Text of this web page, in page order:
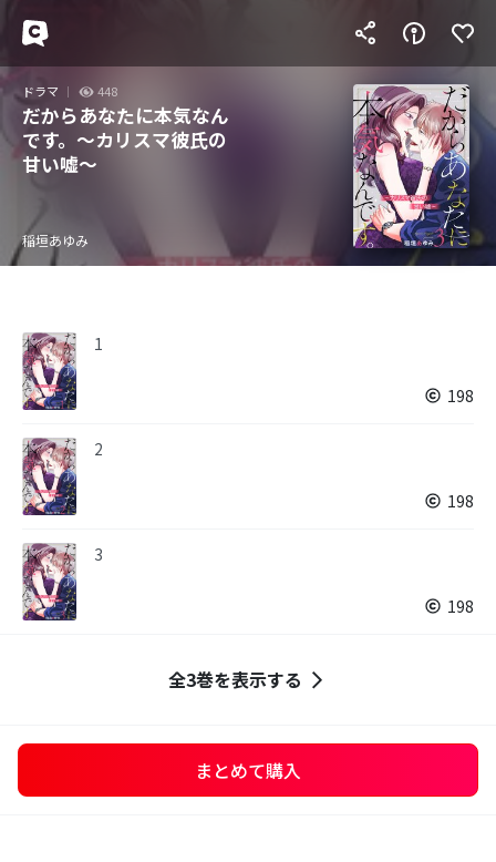
ドラマ 448
だからあなたに本気なん
です。～カリスマ彼氏の
甘い嘘～
稲垣あゆみ
1
198
2
198
3
198
全3巻を表示する
まとめて購入